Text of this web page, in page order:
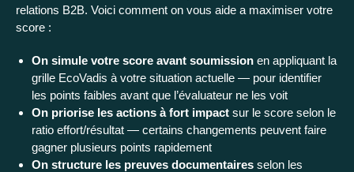
relations B2B. Voici comment on vous aide a maximiser votre
score :
On simule votre score avant soumission en appliquant la
grille EcoVadis à votre situation actuelle — pour identifier
les points faibles avant que l’évaluateur ne les voit
On priorise les actions à fort impact sur le score selon le
ratio effort/résultat — certains changements peuvent faire
gagner plusieurs points rapidement
On structure les preuves documentaires selon les